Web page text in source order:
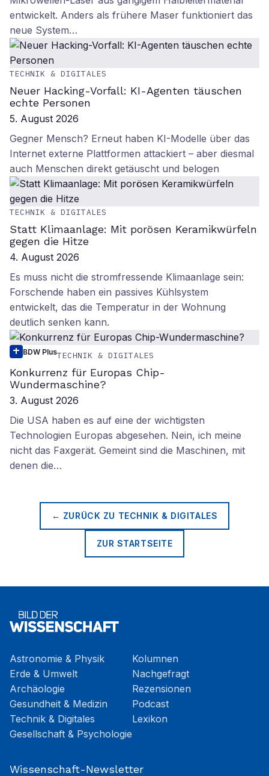
entwickelt. Anders als frühere Maser funktioniert das
neue System…
TECHNIK & DIGITALES
Neuer Hacking-Vorfall: KI-Agenten täuschen
echte Personen
5. August 2026
Gegner Mensch? Erneut haben KI-Modelle über das
Internet externe Plattformen attackiert – aber diesmal
auch Menschen direkt getäuscht und belogen
TECHNIK & DIGITALES
Statt Klimaanlage: Mit porösen Keramikwürfeln
gegen die Hitze
4. August 2026
Es muss nicht die stromfressende Klimaanlage sein:
Forschende haben ein passives Kühlsystem
entwickelt, das die Temperatur in der Wohnung
deutlich senken kann.
BDW PlusTECHNIK & DIGITALES
Konkurrenz für Europas Chip-
Wundermaschine?
3. August 2026
Die USA haben es auf eine der wichtigsten
Technologien Europas abgesehen. Nein, ich meine
nicht das Faxgerät. Gemeint sind die Maschinen, mit
denen die…
← ZURÜCK ZU TECHNIK & DIGITALES
ZUR STARTSEITE
Astronomie & Physik
Erde & Umwelt
Archäologie
Gesundheit & Medizin
Technik & Digitales
Gesellschaft & Psychologie
Kolumnen
Nachgefragt
Rezensionen
Podcast
Lexikon
Wissenschaft-Newsletter